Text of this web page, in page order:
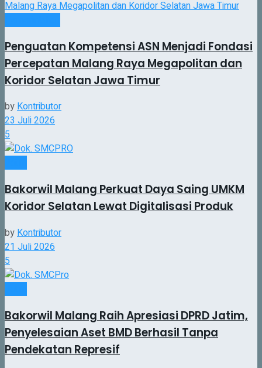
Penguatan Kompetensi ASN Menjadi Fondasi
Percepatan Malang Raya Megapolitan dan
Koridor Selatan Jawa Timur
byKontributor
23 Juli 2026
5
Bakorwil Malang Perkuat Daya Saing UMKM
Koridor Selatan Lewat Digitalisasi Produk
by Kontributor
21 Juli 2026
5
Bakorwil Malang Raih Apresiasi DPRD Jatim,
Penyelesaian Aset BMD Berhasil Tanpa
Pendekatan Represif